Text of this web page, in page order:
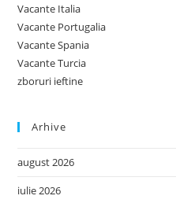
Vacante Italia
Vacante Portugalia
Vacante Spania
Vacante Turcia
zboruri ieftine
Arhive
august 2026
iulie 2026